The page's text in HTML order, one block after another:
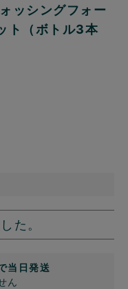
ッシングフォー
ト（ボトル3本
た。
当日発送
ん